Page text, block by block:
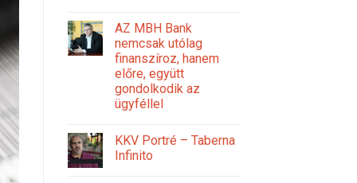
AZ MBH Bank
nemcsak utólag
finanszíroz, hanem
előre, együtt
gondolkodik az
ügyféllel
KKV Portré – Taberna
Infinito